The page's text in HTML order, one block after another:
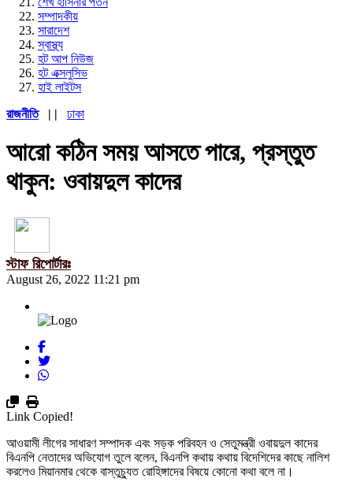
সম্পাদকীয়
সারাদেশ
স্বাস্থ্য
হট আপ নিউজ
হট এক্সলুসিভ
হাই লাইটস
রাজনীতি
| | ঢাকা
আরো কঠিন সময় আসতে পারে, প্রস্তুত
থাকুন: ওবায়দুল কাদের
স্টাফ রিপোর্টারঃ
August 26, 2022 11:21 pm
Link Copied!
আওয়ামী লীগের সাধারণ সম্পাদক এবং সড়ক পরিবহন ও সেতুমন্ত্রী ওবায়দুল কাদের
বিএনপি নেতাদের অভিযোগ তুলে বলেন, বিএনপি কথায় কথায় বিদেশিদের কাছে নালিশ
করলেও মিয়ানমার থেকে বাস্তুচ্যুত রোহিঙ্গাদের বিষয়ে কোনো কথা বলে না।